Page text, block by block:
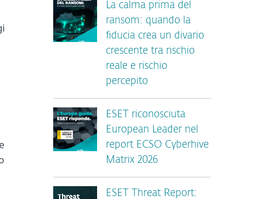
La calma prima del
ransom: quando la
fiducia crea un divario
crescente tra rischio
reale e rischio
percepito
ESET riconosciuta
European Leader nel
report ECSO Cyberhive
Matrix 2026
ESET Threat Report: